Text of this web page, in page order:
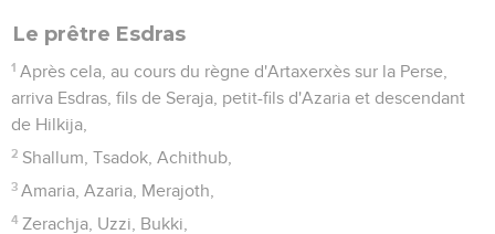
Le prêtre Esdras
1 Après cela, au cours du règne d'Artaxerxès sur la Perse,
arriva Esdras, fils de Seraja, petit-fils d'Azaria et descendant
de Hilkija,
2 Shallum, Tsadok, Achithub,
3 Amaria, Azaria, Merajoth,
4 Zerachja, Uzzi, Bukki,